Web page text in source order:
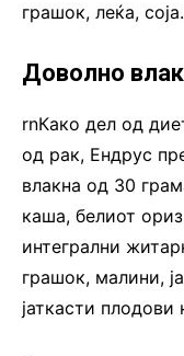
грашок, леќа,
Доволно
rnКако дел од
од рак, Ендрус
влакна од 30
каша, белиот
интегрални
грашок, малини,
јаткасти